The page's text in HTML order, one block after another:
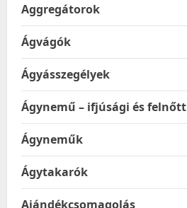
Aggregátorok
Ágvágók
Ágyásszegélyek
Ágynemű – ifjúsági és felnőtt
Ágyneműk
Ágytakarók
Ajándékcsomagolás